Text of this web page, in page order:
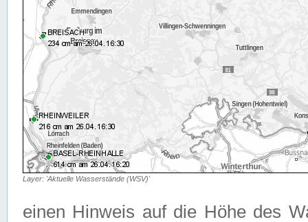
Layer: 'Aktuelle Wasserstände (WSV)'
einen Hinweis auf die Höhe des